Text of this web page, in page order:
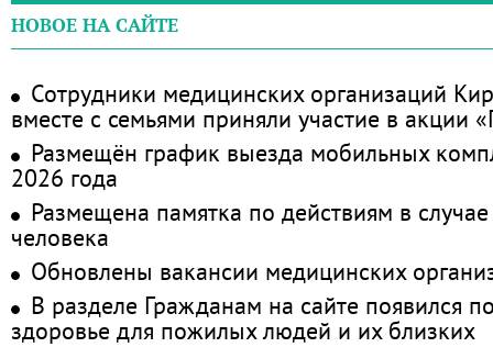
НОВОЕ НА САЙТЕ
Сотрудники медицинских организаций
вместе с семьями приняли участие в акции
Размещён график выезда мобильных
2026 года
Размещена памятка по действиям в
человека
Обновлены вакансии медицинских
В разделе Гражданам на сайте появился
здоровье для пожилых людей и их близких